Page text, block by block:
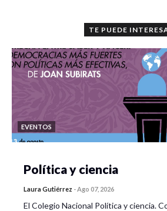
TE PUEDE
EVENTOS
Política y ciencia
Laura Gutiérrez - Ago 07, 2026
El Colegio Nacional Política y ciencia.